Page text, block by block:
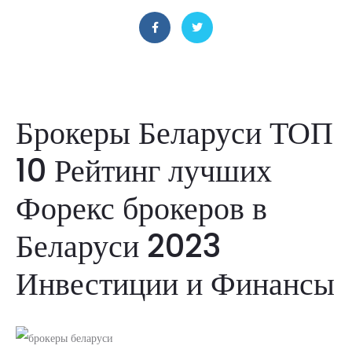
Брокеры Беларуси ТОП
10 Рейтинг лучших
Форекс брокеров в
Беларуси 2023
Инвестиции и Финансы